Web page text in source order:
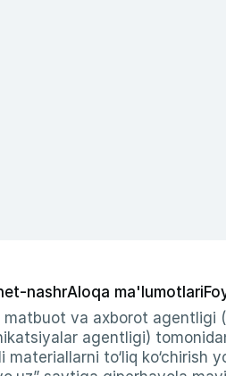
nashrAloqa ma'lumotlari
va axborot agentligi
agentligi)
to‘liq